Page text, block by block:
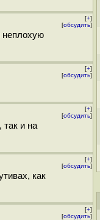
[+]
[обсудить]
неплохую
[+]
[обсудить]
[+]
[обсудить]
так и на
[+]
[обсудить]
как
[+]
[обсудить]